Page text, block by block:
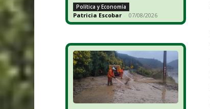
Política y Economía
Patricia Escobar - 07/08/2026